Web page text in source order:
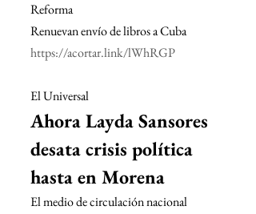
Reforma
Renuevan envío de libros a Cuba
https://acortar.link/lWhRGP
El Universal
Ahora Layda Sansores
desata crisis política
hasta en Morena
El medio de circulación nacional